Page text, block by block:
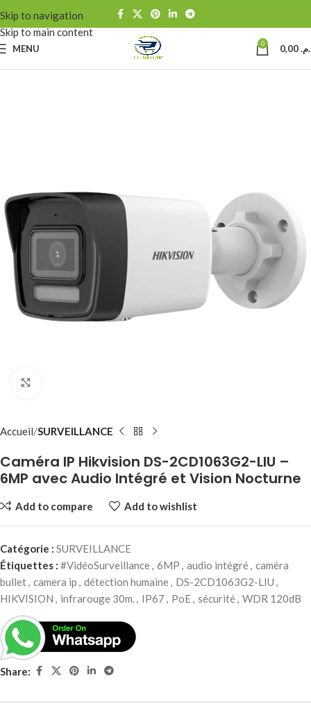
Skip to navigation
Skip to main content
MENU 0
Accueil SURVEILLANCE
Caméra IP Hikvision DS-2CD1063G2-LIU –
6MP avec Audio Intégré et Vision Nocturne
Add to compare Add to wishlist
Catégorie : SURVEILLANCE
Étiquettes : #VidéoSurveillance, 6MP , audio intégré , caméra
bullet, camera ip , détection humaine, DS-2CD1063G2-LIU ,
HIKVISION , infrarouge 30m., IP67 , PoE, sécurité , WDR 120dB
Share: